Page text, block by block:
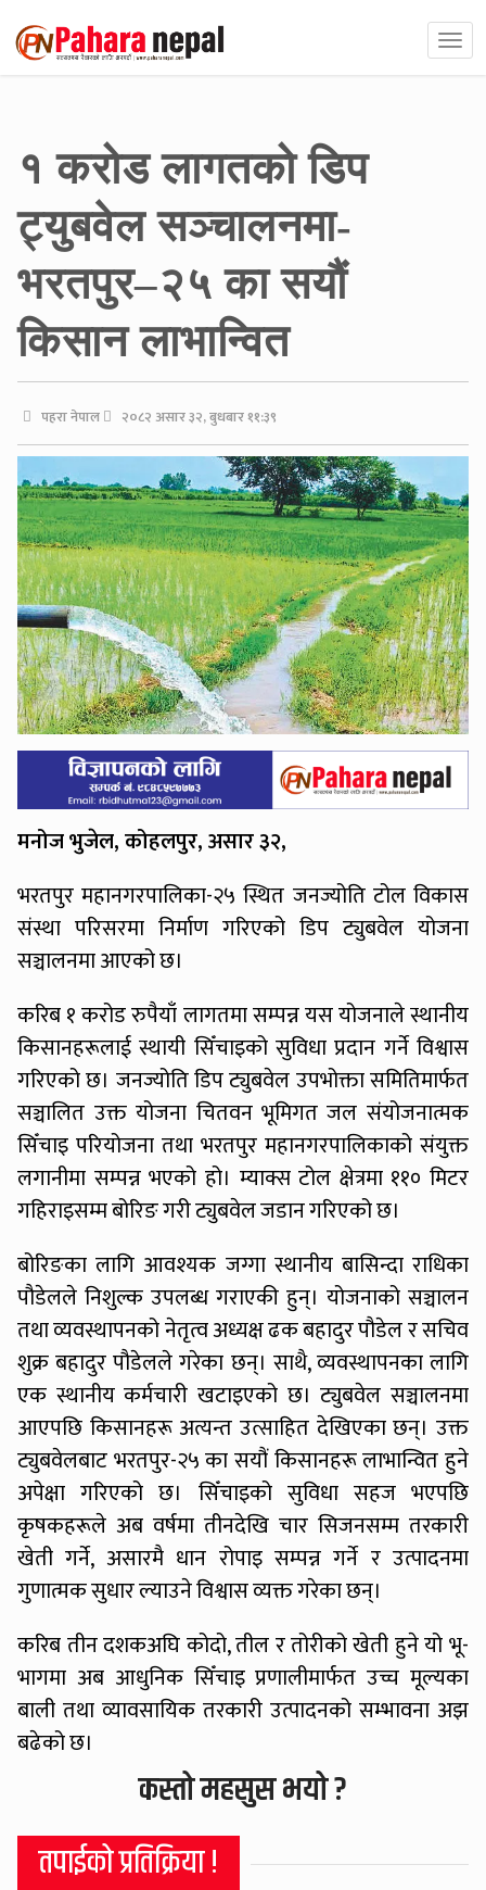
१ करोड लागतको डिप
ट्युबवेल सञ्चालनमा-
भरतपुर–२५ का सयौं
किसान लाभान्वित
पहरा नेपाल २०८२ असार ३२, बुधबार ११:३९
मनोज भुजेल, कोहलपुर, असार ३२,
भरतपुर महानगरपालिका-२५ स्थित जनज्योति टोल विकास
संस्था परिसरमा निर्माण गरिएको डिप ट्युबवेल योजना
सञ्चालनमा आएको छ।
करिब १ करोड रुपैयाँ लागतमा सम्पन्न यस योजनाले स्थानीय
किसानहरूलाई स्थायी सिँचाइको सुविधा प्रदान गर्ने विश्वास
गरिएको छ। जनज्योति डिप ट्युबवेल उपभोक्ता समितिमार्फत
सञ्चालित उक्त योजना चितवन भूमिगत जल संयोजनात्मक
सिँचाइ परियोजना तथा भरतपुर महानगरपालिकाको संयुक्त
लगानीमा सम्पन्न भएको हो। म्याक्स टोल क्षेत्रमा ११० मिटर
गहिराइसम्म बोरिङ गरी ट्युबवेल जडान गरिएको छ।
बोरिङका लागि आवश्यक जग्गा स्थानीय बासिन्दा राधिका
पौडेलले निशुल्क उपलब्ध गराएकी हुन्। योजनाको सञ्चालन
तथा व्यवस्थापनको नेतृत्व अध्यक्ष ढक बहादुर पौडेल र सचिव
शुक्र बहादुर पौडेलले गरेका छन्। साथै, व्यवस्थापनका लागि
एक स्थानीय कर्मचारी खटाइएको छ। ट्युबवेल सञ्चालनमा
आएपछि किसानहरू अत्यन्त उत्साहित देखिएका छन्। उक्त
ट्युबवेलबाट भरतपुर-२५ का सयौं किसानहरू लाभान्वित हुने
अपेक्षा गरिएको छ। सिँचाइको सुविधा सहज भएपछि
कृषकहरूले अब वर्षमा तीनदेखि चार सिजनसम्म तरकारी
खेती गर्ने, असारमै धान रोपाइ सम्पन्न गर्ने र उत्पादनमा
गुणात्मक सुधार ल्याउने विश्वास व्यक्त गरेका छन्।
करिब तीन दशकअघि कोदो, तील र तोरीको खेती हुने यो भू-
भागमा अब आधुनिक सिँचाइ प्रणालीमार्फत उच्च मूल्यका
बाली तथा व्यावसायिक तरकारी उत्पादनको सम्भावना अझ
बढेको छ।
कस्तो महसुस भयो ?
तपाईको प्रतिक्रिया !